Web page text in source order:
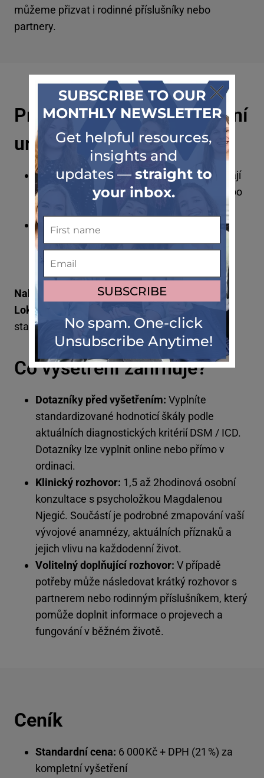
můžeme přizvat i rodinné příslušníky nebo
partnery.
Pro koho je ADHD vyšetření
určeno?
Dospělým (18+) a dospívajícím, kteří zažívají
potíže se soustředěním, hyperaktivitou nebo
kontrolou impulzů.
Jedincům, kteří hledají jasnost ohledně
možných příznaků ADHD nebo potřebují
formální diagnostické vyšetření.
Nabízené jazyky:
angličtina a čeština
Lokalita:
stanice Muzeum
Co vyšetření zahrnuje?
Dotazníky před vyšetřením: Vyplníte
standardizované hodnoticí škály podle
aktuálních diagnostických kritérií DSM / ICD.
Dotazníky lze vyplnit online nebo přímo v
ordinaci.
Klinický rozhovor: 1,5 až 2hodinová osobní
konzultace s psycholožkou Magdalenou
Njegić. Součástí je podrobné zmapování vaší
vývojové anamnézy, aktuálních příznaků a
jejich vlivu na každodenní život.
Volitelný doplňující rozhovor: V případě
potřeby může následovat krátký rozhovor s
partnerem nebo rodinným příslušníkem, který
pomůže doplnit informace o projevech a
fungování v běžném životě.
Ceník
Standardní cena: 6 000 Kč + DPH (21 %) za
kompletní vyšetření